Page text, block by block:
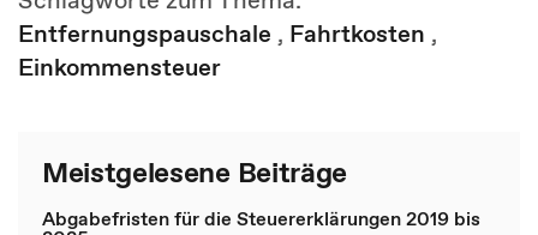
Entfernungspauschale , Fahrtkosten ,
Einkommensteuer
Meistgelesene Beiträge
Abgabefristen für die Steuererklärungen 2019 bis